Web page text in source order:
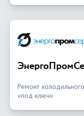
Ремонт
«под ключ»